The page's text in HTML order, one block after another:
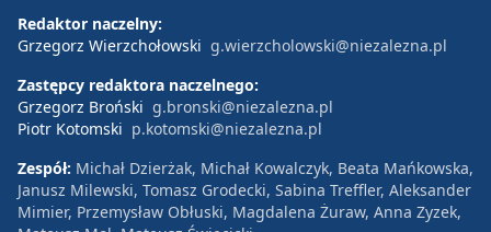
Redaktor naczelny:
Grzegorz Wierzchołowski g.wierzcholowski@niezalezna.pl
Zastępcy redaktora naczelnego:
Grzegorz Broński g.bronski@niezalezna.pl
Piotr Kotomski p.kotomski@niezalezna.pl
Zespół: Michał Dzierżak, Michał Kowalczyk, Beata Mańkowska,
Janusz Milewski, Tomasz Grodecki, Sabina Treffler, Aleksander
Mimier, Przemysław Obłuski, Magdalena Żuraw, Anna Zyzek,